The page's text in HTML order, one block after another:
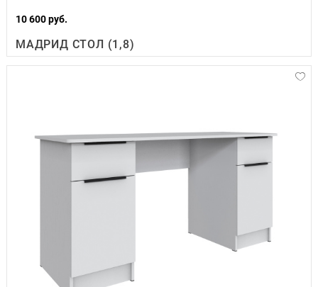
10 600 руб.
МАДРИД СТОЛ (1,8)